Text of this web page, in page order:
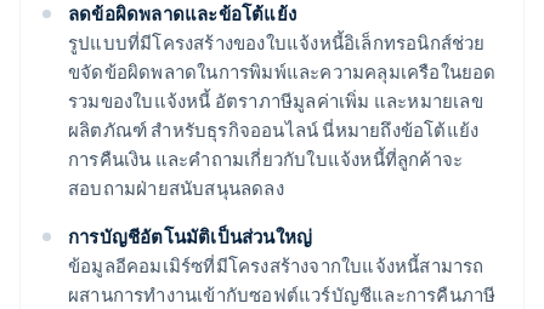
ลดข้อผิดพลาดและข้อโต้แย้ง
รูปแบบที่มีโครงสร้างของใบแจ้งหนี้อิเล็กทรอนิกส์ช่วย
ขจัดข้อผิดพลาดในการพิมพ์และความคลุมเครือในยอด
รวมของใบแจ้งหนี้ อัตราภาษีมูลค่าเพิ่ม และหมายเลข
ผลิตภัณฑ์ สำหรับธุรกิจออนไลน์ นี่หมายถึงข้อโต้แย้ง
การคืนเงิน และคำถามเกี่ยวกับใบแจ้งหนี้ที่ลูกค้าจะ
สอบถามฝ่ายสนับสนุนลดลง
การบัญชีอัตโนมัติเป็นส่วนใหญ่
ข้อมูลอีคอมเมิร์ซที่มีโครงสร้างจากใบแจ้งหนี้สามารถ
ผสานการทำงานเข้ากับซอฟต์แวร์บัญชีและการคืนภาษี